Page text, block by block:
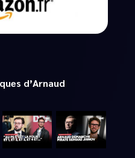
d’Arnaud